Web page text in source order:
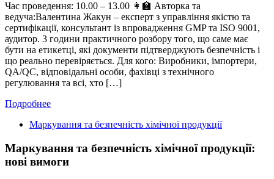
Час проведення: 10.00 – 13.00 👩‍🏫 Авторка та
ведуча:Валентина Жакун – експерт з управління якістю та
сертифікації, консультант із впровадження GMP та ISO 9001,
аудитор. 3 години практичного розбору того, що саме має
бути на етикетці, які документи підтверджують безпечність і
що реально перевіряється. Для кого: Виробники, імпортери,
QA/QC, відповідальні особи, фахівці з технічного
регулювання та всі, хто […]
Подробнее
Маркування та безпечність хімічної продукції
Маркування та безпечність хімічної продукції:
нові вимоги